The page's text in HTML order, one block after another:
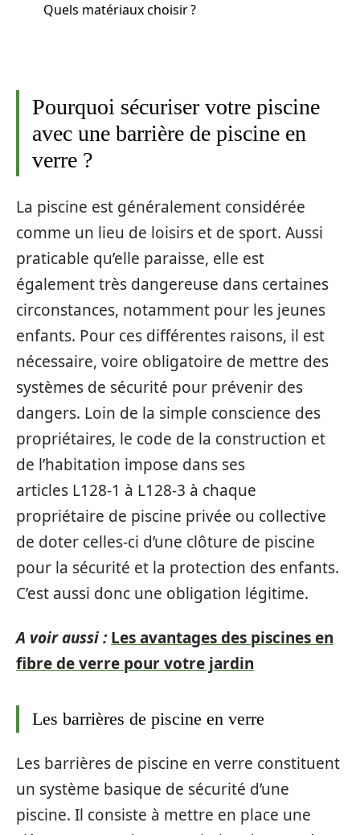
Quels matériaux choisir ?
Pourquoi sécuriser votre piscine
avec une barrière de piscine en
verre ?
La piscine est généralement considérée
comme un lieu de loisirs et de sport. Aussi
praticable qu’elle paraisse, elle est
également très dangereuse dans certaines
circonstances, notamment pour les jeunes
enfants. Pour ces différentes raisons, il est
nécessaire, voire obligatoire de mettre des
systèmes de sécurité pour prévenir des
dangers. Loin de la simple conscience des
propriétaires, le code de la construction et
de l’habitation impose dans ses
articles L128-1 à L128-3 à chaque
propriétaire de piscine privée ou collective
de doter celles-ci d’une clôture de piscine
pour la sécurité et la protection des enfants.
C’est aussi donc une obligation légitime.
A voir aussi : Les avantages des piscines en
fibre de verre pour votre jardin
Les barrières de piscine en verre
Les barrières de piscine en verre constituent
un système basique de sécurité d’une
piscine. Il consiste à mettre en place une